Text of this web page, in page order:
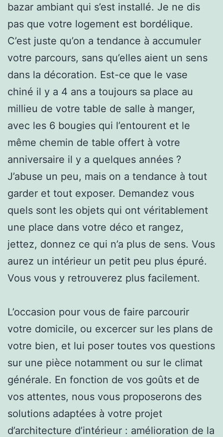
bazar ambiant qui s’est installé. Je ne dis
pas que votre logement est bordélique.
C’est juste qu’on a tendance à accumuler
votre parcours, sans qu’elles aient un sens
dans la décoration. Est-ce que le vase
chiné il y a 4 ans a toujours sa place au
millieu de votre table de salle à manger,
avec les 6 bougies qui l’entourent et le
même chemin de table offert à votre
anniversaire il y a quelques années ?
J’abuse un peu, mais on a tendance à tout
garder et tout exposer. Demandez vous
quels sont les objets qui ont véritablement
une place dans votre déco et rangez,
jettez, donnez ce qui n’a plus de sens. Vous
aurez un intérieur un petit peu plus épuré.
Vous vous y retrouverez plus facilement.
L’occasion pour vous de faire parcourir
votre domicile, ou excercer sur les plans de
votre bien, et lui poser toutes vos questions
sur une pièce notamment ou sur le climat
générale. En fonction de vos goûts et de
vos attentes, nous vous proposerons des
solutions adaptées à votre projet
d’architecture d’intérieur : amélioration de la